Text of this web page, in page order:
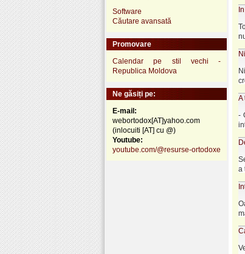
Software
Căutare avansată
Promovare
Calendar pe stil vechi -
Republica Moldova
Ne găsiți pe:
E-mail:
webortodox[AT]yahoo.com
(inlocuiti [AT] cu @)
Youtube:
youtube.com/@resurse-ortodoxe
A
-
a